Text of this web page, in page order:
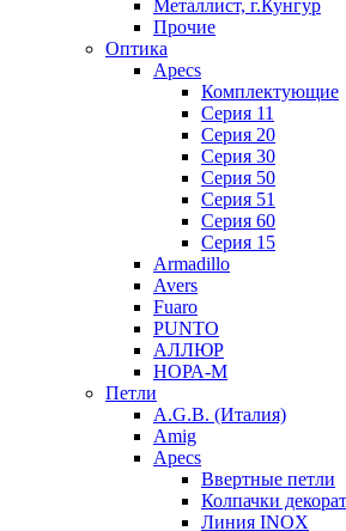
Металлист, г.Кунгур
Прочие
Оптика
Apecs
Комплектующие
Серия 11
Серия 20
Серия 30
Серия 50
Серия 51
Серия 60
Серия 15
Armadillo
Avers
Fuaro
PUNTO
АЛЛЮР
НОРА-М
Петли
A.G.B. (Италия)
Amig
Apecs
Ввертные петли
Колпачки
Линия INOX